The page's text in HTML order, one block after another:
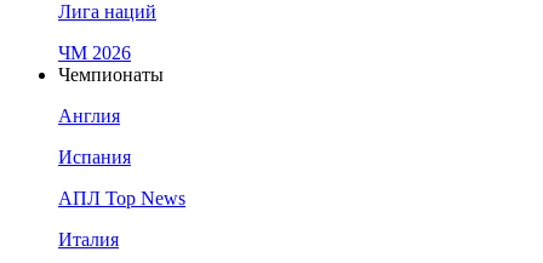
Лига наций
ЧМ 2026
Чемпионаты
Англия
Испания
АПЛ Top News
Италия